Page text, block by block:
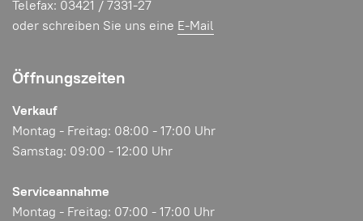
Telefax: 03421 / 7331-27
oder schreiben Sie uns eine E-Mail
Öffnungszeiten
Verkauf
Montag - Freitag: 08:00 - 17:00 Uhr
Samstag: 09:00 - 12:00 Uhr
Serviceannahme
Montag - Freitag: 07:00 - 17:00 Uhr